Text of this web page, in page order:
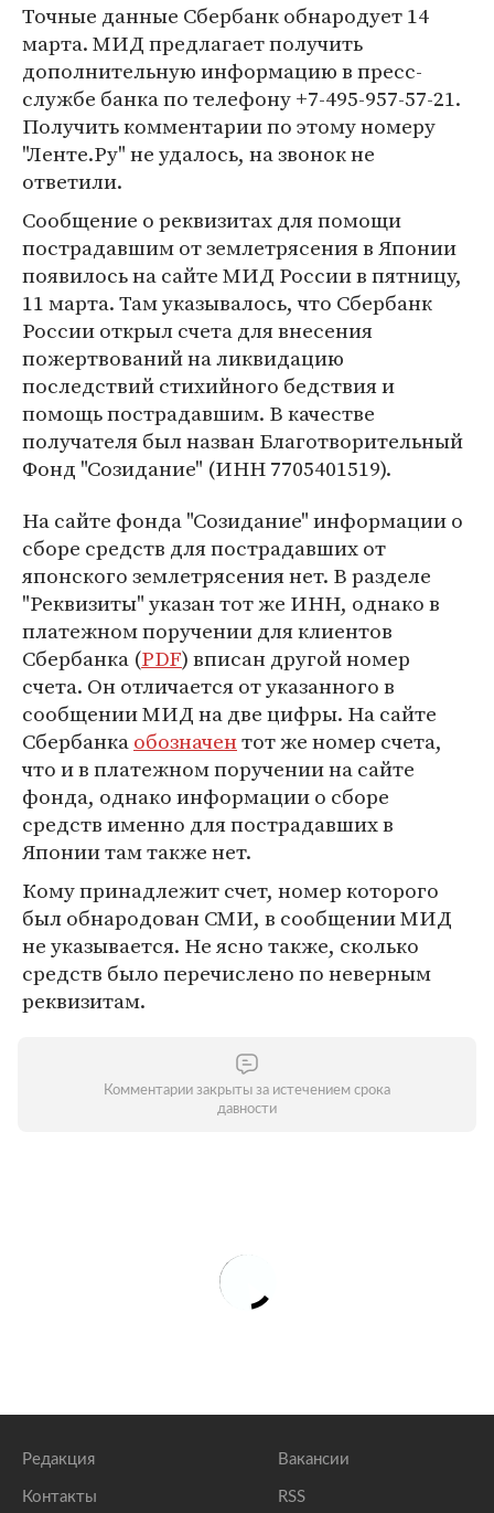
Точные данные Сбербанк обнародует 14
марта. МИД предлагает получить
дополнительную информацию в пресс-
службе банка по телефону +7-495-957-57-21.
Получить комментарии по этому номеру
"Ленте.Ру" не удалось, на звонок не
ответили.
Сообщение о реквизитах для помощи
пострадавшим от землетрясения в Японии
появилось на сайте МИД России в пятницу,
11 марта. Там указывалось, что Сбербанк
России открыл счета для внесения
пожертвований на ликвидацию
последствий стихийного бедствия и
помощь пострадавшим. В качестве
получателя был назван Благотворительный
Фонд "Созидание" (ИНН 7705401519).
На сайте фонда "Созидание" информации о
сборе средств для пострадавших от
японского землетрясения нет. В разделе
"Реквизиты" указан тот же ИНН, однако в
платежном поручении для клиентов
Сбербанка (PDF) вписан другой номер
счета. Он отличается от указанного в
сообщении МИД на две цифры. На сайте
Сбербанкаобозначентот же номер счета,
что и в платежном поручении на сайте
фонда, однако информации о сборе
средств именно для пострадавших в
Японии там также нет.
Кому принадлежит счет, номер которого
был обнародован СМИ, в сообщении МИД
не указывается. Не ясно также, сколько
средств было перечислено по неверным
реквизитам.
Комментарии закрыты за истечением срока
давности
Редакция
Контакты
Вакансии
RSS